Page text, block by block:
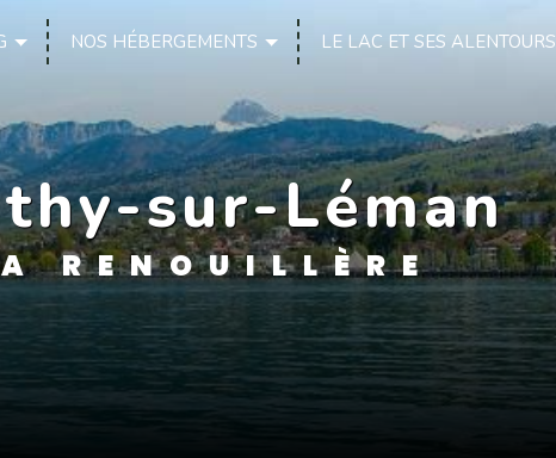
NOS HÉBERGEMENTS LE LAC ET SES ALENTOURS
sur-Léman
RENOUILLÈRE